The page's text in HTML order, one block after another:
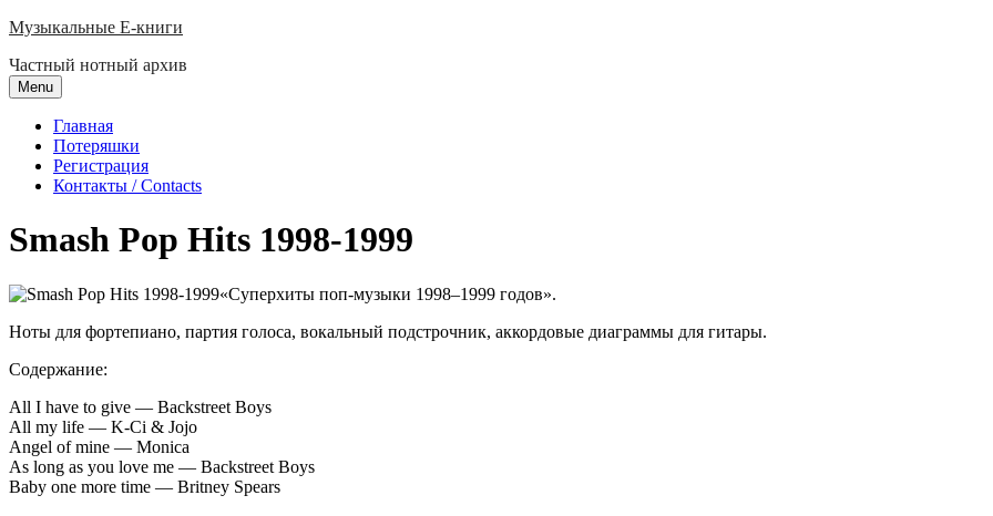
Skip
content
Музыкальные E-книги
Частный нотный архив
Menu
Главная
Потеряшки
Регистрация
Контакты / Contacts
Smash Pop Hits 1998-1999
«Суперхиты поп-музыки 1998–1999 годов».
Ноты для фортепиано, партия голоса, вокальный подстрочник, аккордовые диаграммы для гитары.
Содержание:
All I have to give — Backstreet Boys
All my life — K-Ci & Jojo
Angel of mine — Monica
As long as you love me — Backstreet Boys
Baby one more time — Britney Spears